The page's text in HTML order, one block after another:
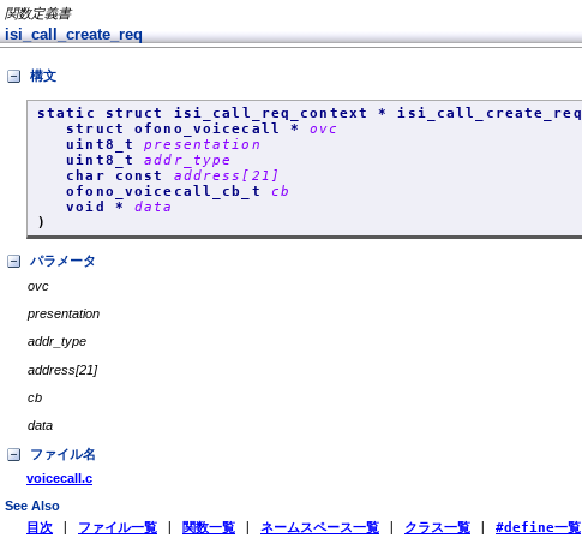
関数定義書
isi_call_create_req
構文
static struct isi_call_req_context * isi_call_create_req
struct ofono_voicecall *ovc
uint8_tpresentation
uint8_taddr_type
char const address[21]
ofono_voicecall_cb_t cb
void *data
)
パラメータ
ovc
presentation
addr_type
address[21]
cb
data
ファイル名
voicecall.c
See Also
目次 ファイル一覧 関数一覧 ネームスペース一覧 クラス一覧 #define一覧